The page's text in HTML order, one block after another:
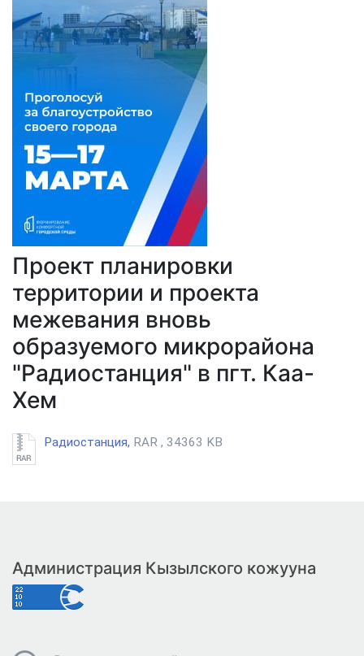
Проект планировки
территории и проекта
межевания вновь
образуемого микрорайона
"Радиостанция" в пгт. Каа-
Хем
Радиостанция, RAR , 34363 KB
Администрация Кызылского кожууна